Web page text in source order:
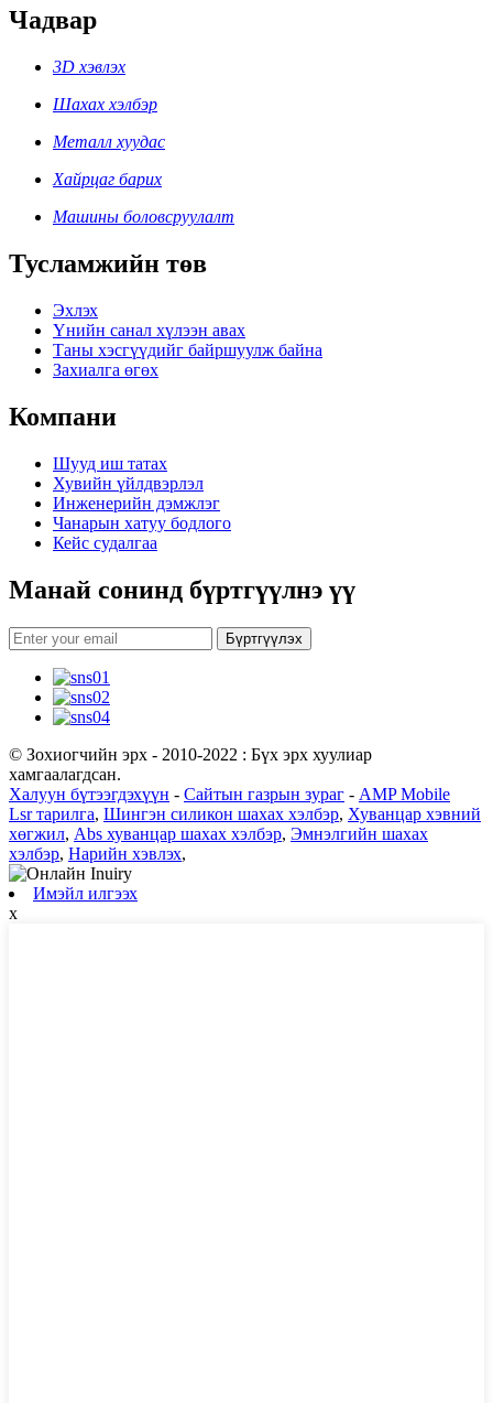
Чадвар
3D хэвлэх
Шахах хэлбэр
Металл хуудас
Хайрцаг барих
Машины боловсруулалт
Тусламжийн төв
Эхлэх
Үнийн санал хүлээн авах
Таны хэсгүүдийг байршуулж байна
Захиалга өгөх
Компани
Шууд иш татах
Хувийн үйлдвэрлэл
Инженерийн дэмжлэг
Чанарын хатуу бодлого
Кейс судалгаа
Манай сонинд бүртгүүлнэ үү
Бүртгүүлэх
© Зохиогчийн эрх - 2010-2022 : Бүх эрх хуулиар
хамгаалагдсан.
Халуун бүтээгдэхүүн - Сайтын газрын зураг - AMP Mobile
Lsr тарилга, Шингэн силикон шахах хэлбэр, Хуванцар хэвний
хөгжил, Abs хуванцар шахах хэлбэр, Эмнэлгийн шахах
хэлбэр, Нарийн хэвлэх,
Имэйл илгээх
x